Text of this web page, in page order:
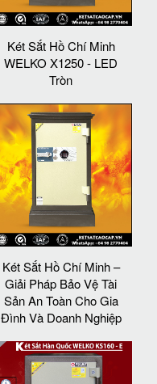
Két Sắt Hồ Chí Minh
WELKO X1250 - LED
Tròn
Két Sắt Hồ Chí Minh –
Giải Pháp Bảo Vệ Tài
Sản An Toàn Cho Gia
Đình Và Doanh Nghiệp